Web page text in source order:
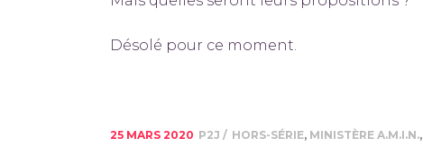
Désolé pour ce moment.
25 MARS 2020 P2J HORS-SÉRIE, MINISTÈRE A.M.I.N.,